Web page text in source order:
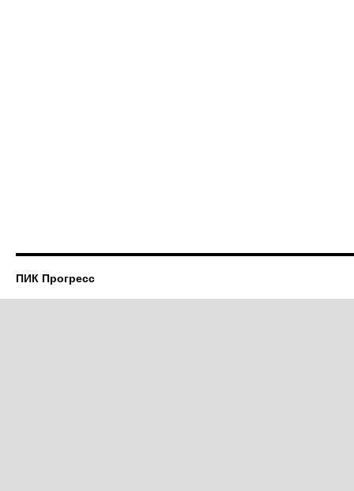
ПИК Прогресс